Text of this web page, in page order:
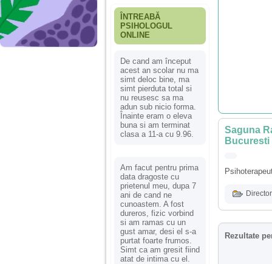
ÎNTREABĂ
PSIHOLOGUL
ONLINE
De cand am început
acest an scolar nu ma
simt deloc bine, ma
simt pierduta total si
nu reusesc sa ma
adun sub nicio forma.
Înainte eram o eleva
buna si am terminat
clasa a 11-a cu 9.96.
Am facut pentru prima
data dragoste cu
prietenul meu, dupa 7
ani de cand ne
cunoastem. A fost
dureros, fizic vorbind
si am ramas cu un
gust amar, desi el s-a
purtat foarte frumos.
Simt ca am gresit fiind
atat de intima cu el.
Saguna
Bucuresti
Rezultate